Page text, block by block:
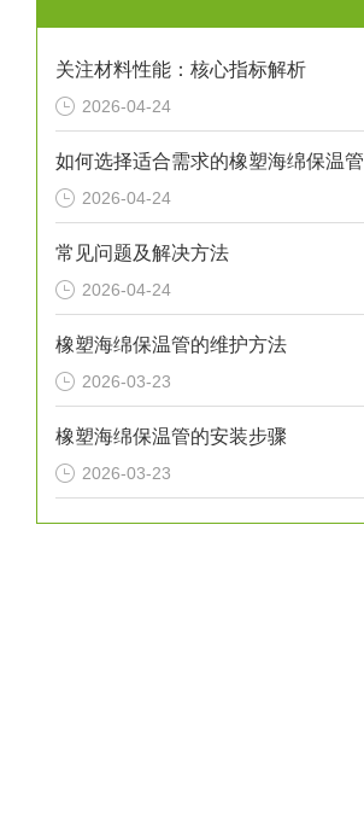
关注材料性能：核心指标解析
2026-04-24
如何选择适合需求的橡塑海绵保温管
2026-04-24
常见问题及解决方法
2026-04-24
橡塑海绵保温管的维护方法
2026-03-23
橡塑海绵保温管的安装步骤
2026-03-23